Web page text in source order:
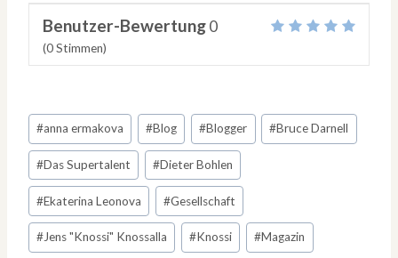
Benutzer-Bewertung0
(0Stimmen)
Schlagworte:
#anna ermakova #Blog #Blogger #Bruce Darnell
#Das Supertalent #Dieter Bohlen
#Ekaterina Leonova #Gesellschaft
#Jens "Knossi" Knossalla #Knossi #Magazin